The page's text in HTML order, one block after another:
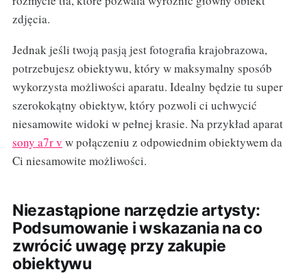
zdjęcia.
Jednak jeśli twoją pasją jest fotografia krajobrazowa,
potrzebujesz obiektywu, który w maksymalny sposób
wykorzysta możliwości aparatu. Idealny będzie tu super
szerokokątny obiektyw, który pozwoli ci uchwycić
niesamowite widoki w pełnej krasie. Na przykład aparat
sony a7r v w połączeniu z odpowiednim obiektywem da
Ci niesamowite możliwości.
Niezastąpione narzędzie artysty:
Podsumowanie i wskazania na co
zwrócić uwagę przy zakupie
obiektywu